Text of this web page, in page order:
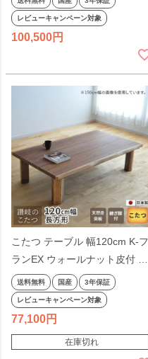
ぎ足付き 和風 長方形 アサヒ 日
本製 国産 こたつテーブル
レビューキャンペーン対象
100,500
こたつ テーブル 幅120cm K-フ
ランEX ウォールナット皮付 長
方形 継脚付き 天然木 ダークブ
ラウン 日本製 国産 日本製
送料無料 国産 3年保証
レビューキャンペーン対象
77,100
在庫切れ